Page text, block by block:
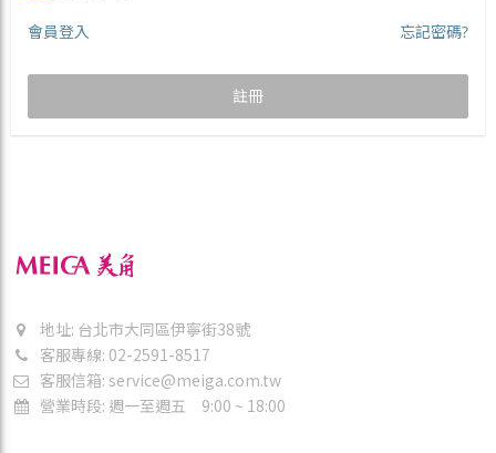
會員登入 忘記密碼?
註冊
地址: 台北市大同區伊寧街38號
客服專線: 02-2591-8517
客服信箱: service@meiga.com.tw
營業時段: 週一至週五 9:00 ~ 18:00